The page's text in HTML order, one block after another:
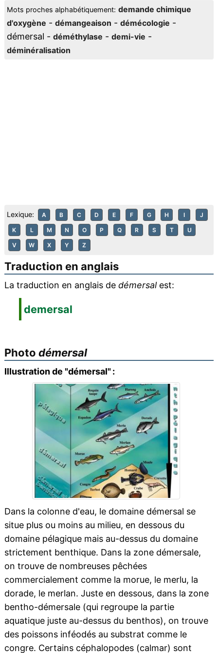
Mots proches alphabétiquement: demande chimique
d'oxygène - démangeaison - démécologie -
démersal - déméthylase - demi-vie -
déminéralisation
Lexique: A B C D E F G H I J
K L M N O P Q R S T U
V W X Y Z
Traduction en anglais
La traduction en anglais de démersalest:
demersal
Photo démersal
Illustration de "démersal" :
Dans la colonne d'eau, le domaine démersal se
situe plus ou moins au milieu, en dessous du
domaine pélagique mais au-dessus du domaine
strictement benthique. Dans la zone démersale,
on trouve de nombreuses pêchées
commercialement comme la morue, le merlu, la
dorade, le merlan. Juste en dessous, dans la zone
bentho-démersale (qui regroupe la partie
aquatique juste au-dessus du benthos), on trouve
des poissons inféodés au substrat comme le
congre. Certains céphalopodes (calmar) sont